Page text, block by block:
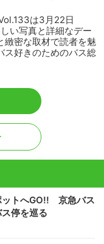
は3月22日
い写真と詳細なデー
緻密な取材で読者を魅
ス好きのためのバス総
ットへGO!! 京急バス
停を巡る